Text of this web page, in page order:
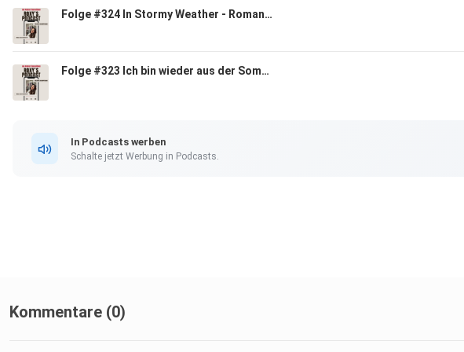
Folge #324 In Stormy Weather - Romance Time!
Folge #323 Ich bin wieder aus der Sommerpause zurück
In Podcasts werben
Schalte jetzt Werbung in Podcasts.
Kommentare (0)